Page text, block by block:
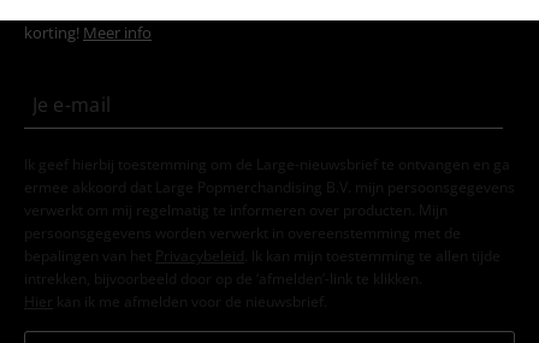
korting! Meer info
Ik geef hierbij toestemming om de Large-nieuwsbrief te ontvangen en ga
ermee akkoord dat Large Popmerchandising B.V. mijn persoonsgegevens
verwerkt om mij regelmatig te informeren over producten. Mijn
persoonsgegevens worden verwerkt in overeenstemming met de
bepalingen van het
Privacybeleid . Ik kan mijn toestemming te allen tijde
intrekken, bijvoorbeeld door op de ‘afmelden’-link te klikken.
Hier kan ik me afmelden voor de nieuwsbrief.